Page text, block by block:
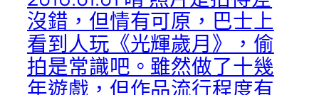
沒錯，但情有可原，巴士上
看到人玩《光輝歲月》，偷
拍是常識吧。雖然做了十幾
年遊戲，但作品流行程度有